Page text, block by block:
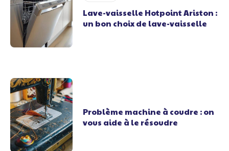
Lave-vaisselle Hotpoint Ariston :
un bon choix de lave-vaisselle
Problème machine à coudre : on
vous aide à le résoudre